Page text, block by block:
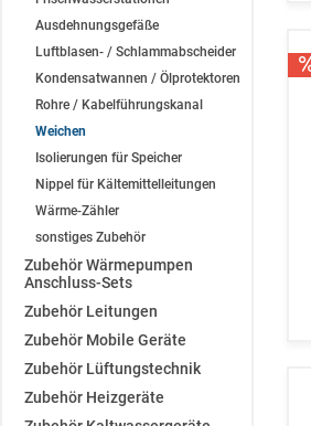
Ausdehnungsgefäße
Luftblasen- / Schlammabscheider
Kondensatwannen / Ölprotektoren
Rohre / Kabelführungskanal
Weichen
Isolierungen für Speicher
Nippel für Kältemittelleitungen
Wärme-Zähler
sonstiges Zubehör
Zubehör Wärmepumpen
Anschluss-Sets
Zubehör Leitungen
Zubehör Mobile Geräte
Zubehör Lüftungstechnik
Zubehör Heizgeräte